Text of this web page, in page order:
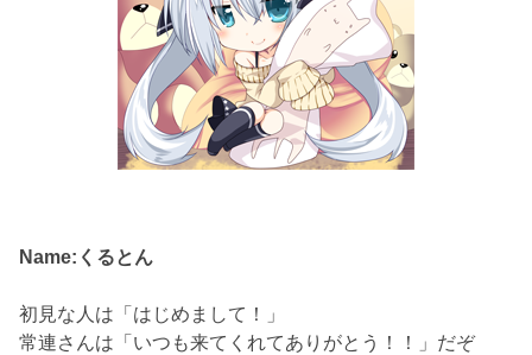
Name:くるとん
初見な人は「はじめまして！」
常連さんは「いつも来てくれてありがとう！！」だぞ